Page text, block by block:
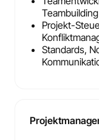
Teambuilding
Projekt-
Standards,